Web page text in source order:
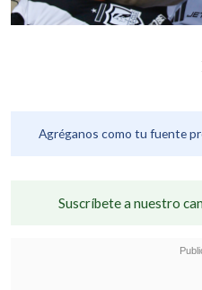
Agréganos como tu fuente
Suscríbete a nuestro